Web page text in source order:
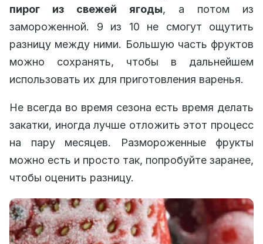
пирог из свежей ягоды, а потом из
замороженной. 9 из 10 не смогут ощутить
разницу между ними. Большую часть фруктов
можно сохранять, чтобы в дальнейшем
использовать их для приготовления варенья.
Не всегда во время сезона есть время делать
закатки, иногда лучше отложить этот процесс
на пару месяцев. Размороженные фрукты
можно есть и просто так, попробуйте заранее,
чтобы оценить разницу.